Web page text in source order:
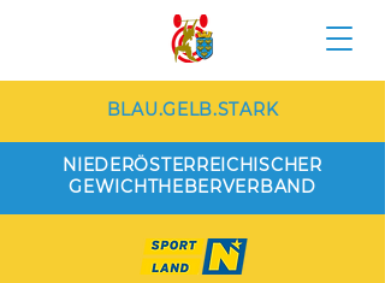
BLAU.GELB.STARK
NIEDERÖSTERREICHISCHER
GEWICHTHEBERVERBAND
Eiche Wien vs,